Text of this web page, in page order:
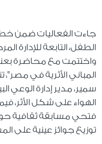
جاءت الفعاليات ضمن خطة
الطفل، التابعة للإدارة
واختتمت مع محاضرة
المباني الأثرية في مصر"،
سمير، مدير إدارة الوعي
الهواء على شكل الأثر،
فتحي مسابقة ثقافية حول
توزيع جوائز عينية على